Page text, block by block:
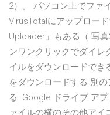
2）。 パソコン上でファ
VirusTotalにアップロー
Uploader」もある（ 写
ンワンクリックでダイレ
イルをダウンロードでき
をダウンロードする 別
る. Google ドライブ ア